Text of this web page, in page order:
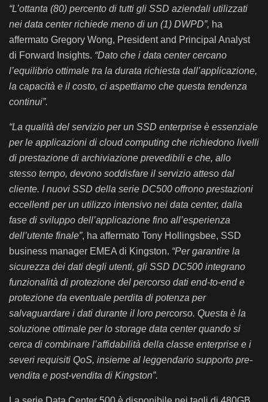
“L’ottanta (80) percento di tutti gli SSD aziendali utilizzati
nei data center richiede meno di un (1) DWPD”, ha
affermato Gregory Wong, President and Principal Analyst
di Forward Insights. “Dato che i data center cercano
l’equilibrio ottimale tra la durata richiesta dall’applicazione,
la capacità e il costo, ci aspettiamo che questa tendenza
continui”.
“La qualità del servizio per un SSD enterprise è essenziale
per le applicazioni di cloud computing che richiedono livelli
di prestazione di archiviazione prevedibili e che, allo
stesso tempo, devono soddisfare il servizio atteso dal
cliente. I nuovi SSD della serie DC500 offrono prestazioni
eccellenti per un utilizzo intensivo nei data center, dalla
fase di sviluppo dell’applicazione fino all’esperienza
dell’utente finale”, ha affermato Tony Hollingsbee, SSD
business manager EMEA di Kingston. “Per garantire la
sicurezza dei dati degli utenti, gli SSD DC500 integrano
funzionalità di protezione del percorso dati end-to-end e
protezione da eventuale perdita di potenza per
salvaguardare i dati durante il loro percorso. Questa è la
soluzione ottimale per lo storage data center quando si
cerca di combinare l’affidabilità della classe enterprise e i
severi requisiti QoS, insieme al leggendario supporto pre-
vendita e post-vendita di Kingston”.